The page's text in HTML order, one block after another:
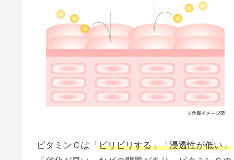
ビタミンＣは「 ピリピリする」「浸透性が低い」